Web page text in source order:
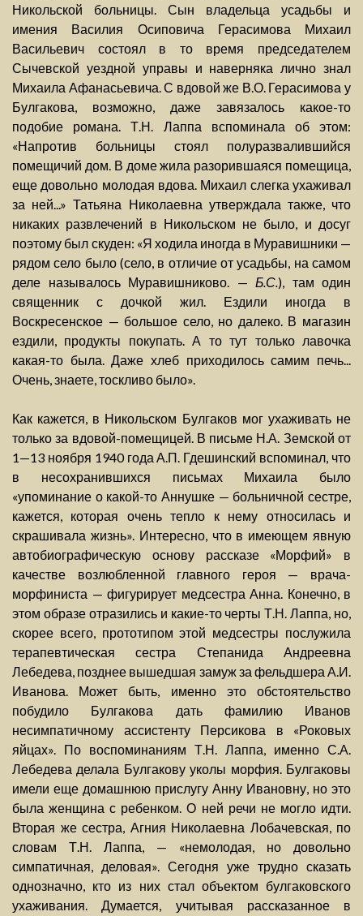
Никольской больницы. Сын владельца усадьбы и
имения Василия Осиповича Герасимова Михаил
Васильевич состоял в то время председателем
Сычевской уездной управы и наверняка лично знал
Михаила Афанасьевича. С вдовой же В.О. Герасимова у
Булгакова, возможно, даже завязалось какое-то
подобие романа. Т.Н. Лаппа вспоминала об этом:
«Напротив больницы стоял полуразвалившийся
помещичий дом. В доме жила разорившаяся помещица,
еще довольно молодая вдова. Михаил слегка ухаживал
за ней...» Татьяна Николаевна утверждала также, что
никаких развлечений в Никольском не было, и досуг
поэтому был скуден: «Я ходила иногда в Муравишники —
рядом село было (село, в отличие от усадьбы, на самом
деле называлось Муравишниково. — Б.С.), там один
священник с дочкой жил. Ездили иногда в
Воскресенское — большое село, но далеко. В магазин
ездили, продукты покупать. А то тут только лавочка
какая-то была. Даже хлеб приходилось самим печь...
Очень, знаете, тоскливо было».
Как кажется, в Никольском Булгаков мог ухаживать не
только за вдовой-помещицей. В письме Н.А. Земской от
1—13 ноября 1940 года А.П. Гдешинский вспоминал, что
в несохранившихся письмах Михаила было
«упоминание о какой-то Аннушке — больничной сестре,
кажется, которая очень тепло к нему относилась и
скрашивала жизнь». Интересно, что в имеющем явную
автобиографическую основу рассказе «Морфий» в
качестве возлюбленной главного героя — врача-
морфиниста — фигурирует медсестра Анна. Конечно, в
этом образе отразились и какие-то черты Т.Н. Лаппа, но,
скорее всего, прототипом этой медсестры послужила
терапевтическая сестра Степанида Андреевна
Лебедева, позднее вышедшая замуж за фельдшера А.И.
Иванова. Может быть, именно это обстоятельство
побудило Булгакова дать фамилию Иванов
несимпатичному ассистенту Персикова в «Роковых
яйцах». По воспоминаниям Т.Н. Лаппа, именно С.А.
Лебедева делала Булгакову уколы морфия. Булгаковы
имели еще домашнюю прислугу Анну Ивановну, но это
была женщина с ребенком. О ней речи не могло идти.
Вторая же сестра, Агния Николаевна Лобачевская, по
словам Т.Н. Лаппа, — «немолодая, но довольно
симпатичная, деловая». Сегодня уже трудно сказать
однозначно, кто из них стал объектом булгаковского
ухаживания. Думается, учитывая рассказанное в